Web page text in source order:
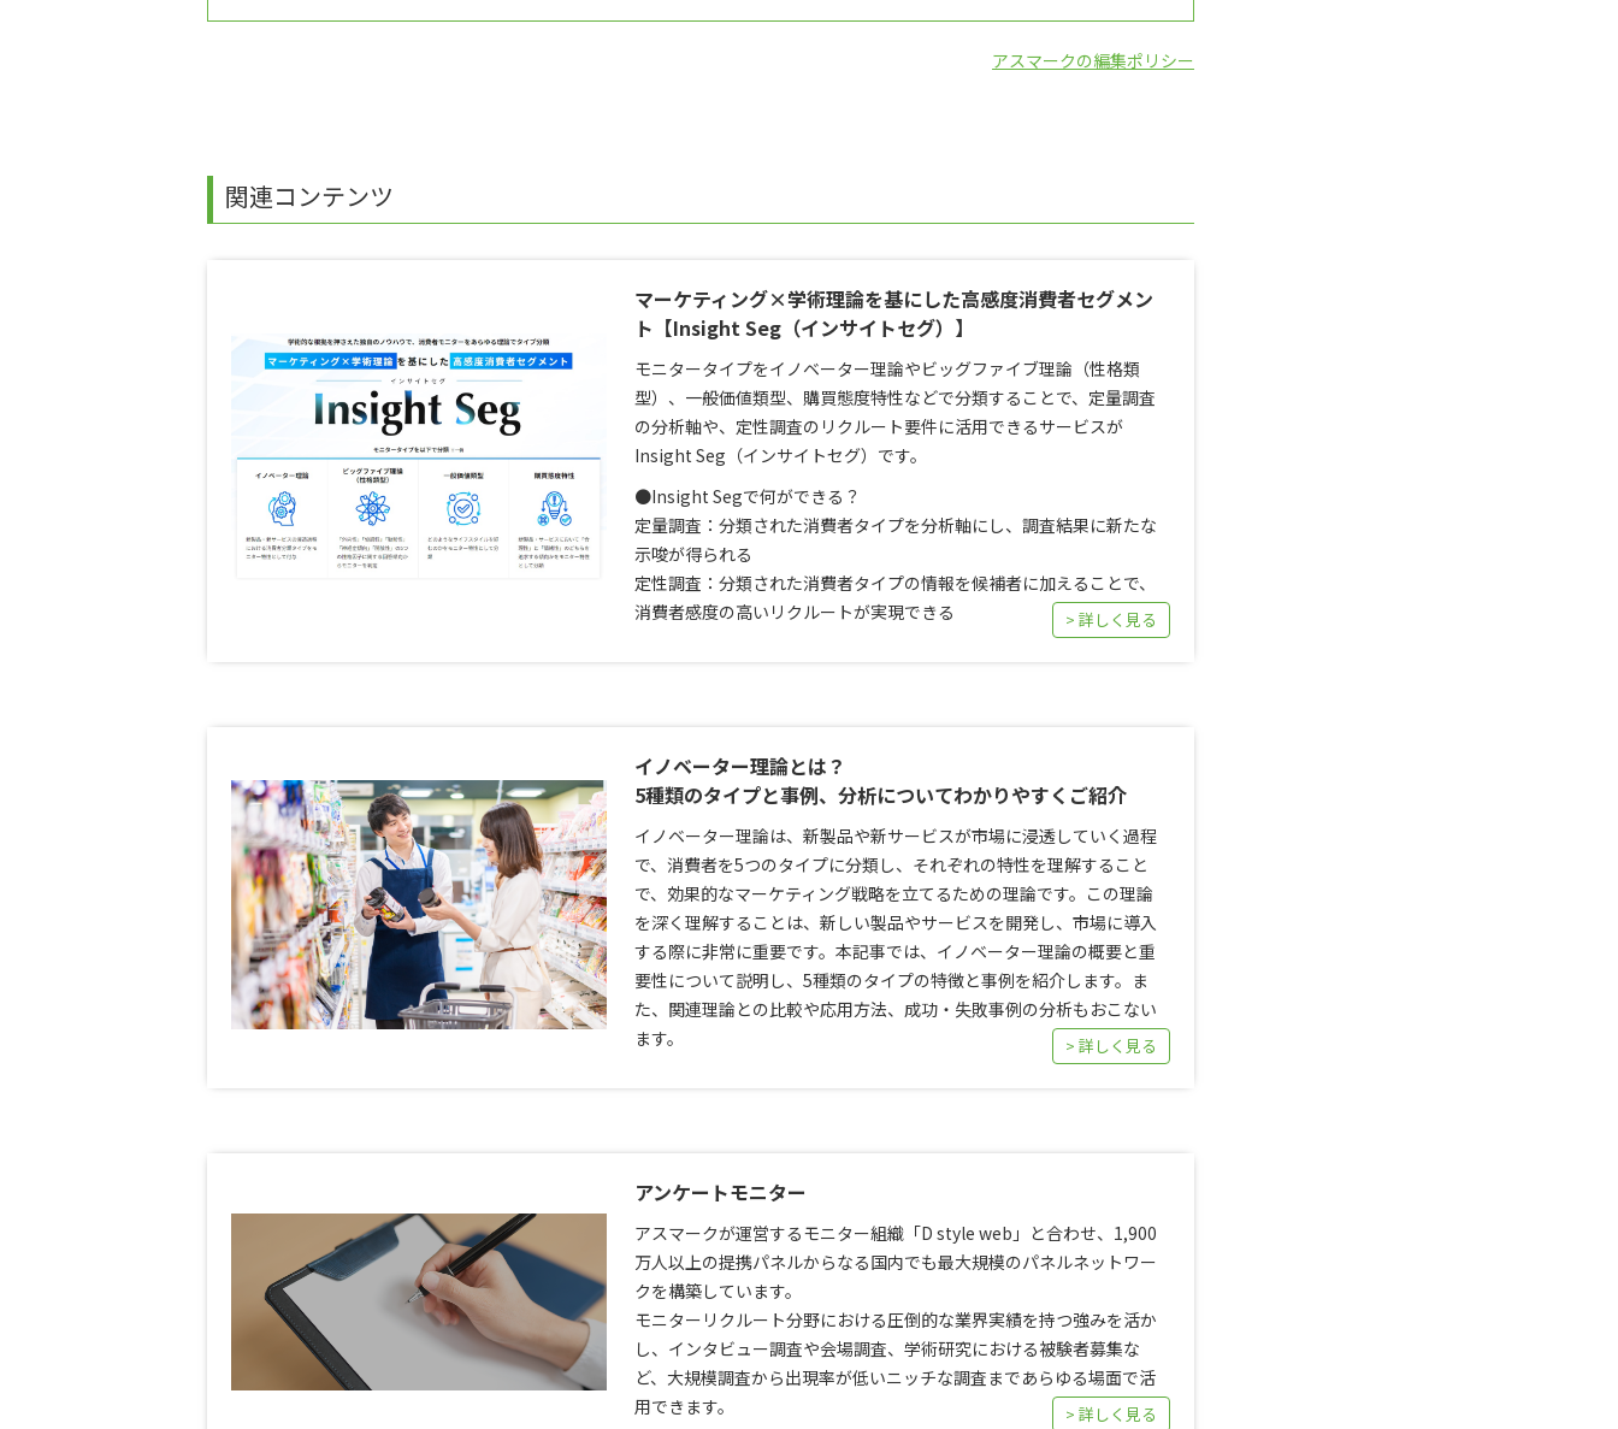
アスマークの編集ポリシー
関連コンテンツ
マーケティング×学術理論を基にした高感度消費者セグメン
ト【Insight Seg（インサイトセグ）】
モニタータイプをイノベーター理論やビッグファイブ理論（性格類
型）、一般価値類型、購買態度特性などで分類することで、定量調査
の分析軸や、定性調査のリクルート要件に活用できるサービスが
Insight Seg（インサイトセグ）です。
●Insight Segで何ができる？
定量調査：分類された消費者タイプを分析軸にし、調査結果に新たな
示唆が得られる
定性調査：分類された消費者タイプの情報を候補者に加えることで、
消費者感度の高いリクルートが実現できる
> 詳しく見る
イノベーター理論とは？
5種類のタイプと事例、分析についてわかりやすくご紹介
イノベーター理論は、新製品や新サービスが市場に浸透していく過程
で、消費者を5つのタイプに分類し、それぞれの特性を理解すること
で、効果的なマーケティング戦略を立てるための理論です。この理論
を深く理解することは、新しい製品やサービスを開発し、市場に導入
する際に非常に重要です。本記事では、イノベーター理論の概要と重
要性について説明し、5種類のタイプの特徴と事例を紹介します。ま
た、関連理論との比較や応用方法、成功・失敗事例の分析もおこない
ます。
> 詳しく見る
アンケートモニター
アスマークが運営するモニター組織「D style web」と合わせ、1,900
万人以上の提携パネルからなる国内でも最大規模のパネルネットワー
クを構築しています。
モニターリクルート分野における圧倒的な業界実績を持つ強みを活か
し、インタビュー調査や会場調査、学術研究における被験者募集な
ど、大規模調査から出現率が低いニッチな調査まであらゆる場面で活
用できます。
> 詳しく見る